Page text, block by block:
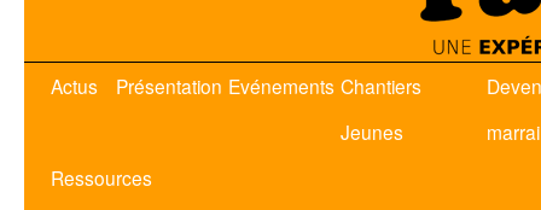
Actus Présentation Evénements Chantiers
Jeunes
Ressources